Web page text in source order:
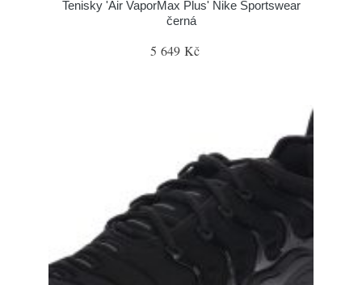
Tenisky 'Air VaporMax Plus' Nike Sportswear
černá
5 649 Kč